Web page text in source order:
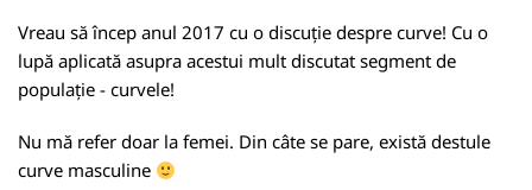
Vreau să încep anul 2017 cu o discuție despre curve! Cu o
lupă aplicată asupra acestui mult discutat segment de
populație - curvele!
Nu mă refer doar la femei. Din câte se pare, există destule
curve masculine